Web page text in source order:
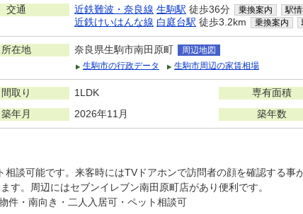
交通 近鉄難波・奈良線 生駒駅 徒歩36分 乗換案内 駅
近鉄けいはんな線 白庭台駅 徒歩3.2km 乗換案内
所在地 奈良県生駒市南田原町
周辺地図
生駒市の行政データ
生駒市周辺の家賃相場
間取り 1LDK 専有面積
築年月 2026年11月 築年数
談可能です。来客時にはTVドアホンで訪問者の顔を確認する事
す。周辺にはセブンイレブン南田原町店があり便利です。
件・南向き・二人入居可・ペット相談可